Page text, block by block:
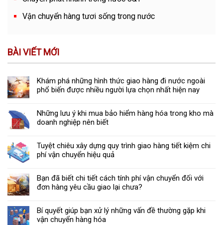
Vận chuyển hàng tươi sống trong nước
BÀI VIẾT MỚI
Khám phá những hình thức giao hàng đi nước ngoài
phổ biến được nhiều người lựa chọn nhất hiện nay
Những lưu ý khi mua bảo hiểm hàng hóa trong kho mà
doanh nghiệp nên biết
Tuyệt chiêu xây dựng quy trình giao hàng tiết kiệm chi
phí vận chuyển hiệu quả
Bạn đã biết chi tiết cách tính phí vận chuyển đối với
đơn hàng yêu cầu giao lại chưa?
Bí quyết giúp bạn xử lý những vấn đề thường gặp khi
vận chuyển hàng hóa